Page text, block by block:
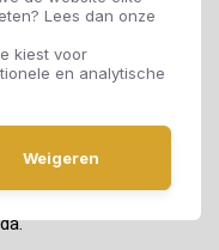
Lees dan onze
kiest voor
en analytische
Weigeren
in rechte stroken
tot Warm Oak. Keuze
installatie. Bekijk de